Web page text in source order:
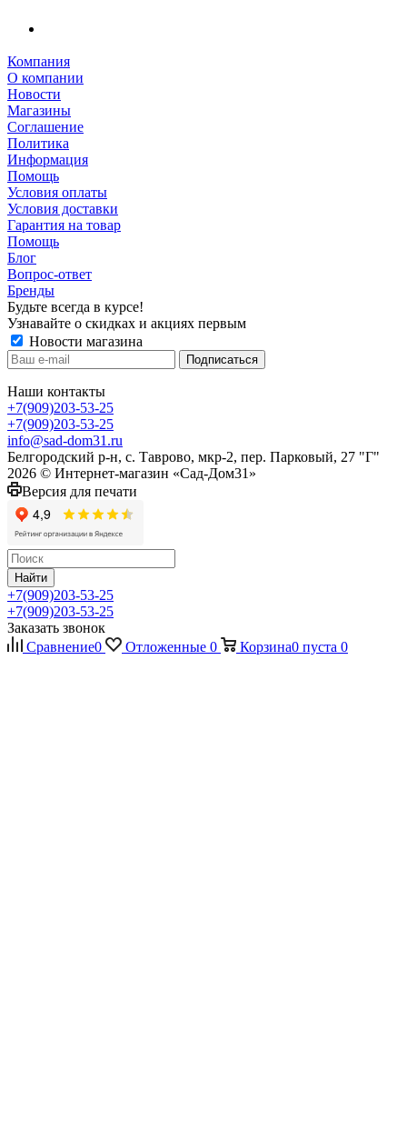
Компания
О компании
Новости
Магазины
Соглашение
Политика
Информация
Помощь
Условия оплаты
Условия доставки
Гарантия на товар
Помощь
Блог
Вопрос-ответ
Бренды
Будьте всегда в курсе!
Узнавайте о скидках и акциях первым
Новости магазина
Наши контакты
+7(909)203-53-25
+7(909)203-53-25
info@sad-dom31.ru
Белгородский р-н, с. Таврово, мкр-2, пер. Парковый, 27 "Г"
2026 © Интернет-магазин «Сад-Дом31»
Версия для печати
Найти
+7(909)203-53-25
+7(909)203-53-25
Заказать звонок
Сравнение0 Отложенные 0 Корзина0 пуста 0